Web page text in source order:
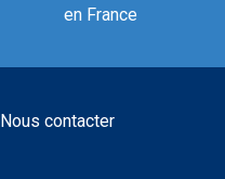
en France
Nous contacter